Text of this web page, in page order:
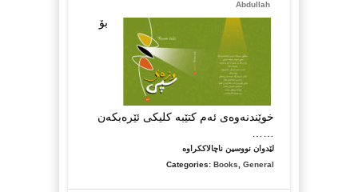
Abdullah
بۆ
خوێندنەوەی ئەم کتێبە کلیکی ئێرەبکەن
لێدوان نووسین ناچالاککراوەلە
کتێبی
Categories: Books General